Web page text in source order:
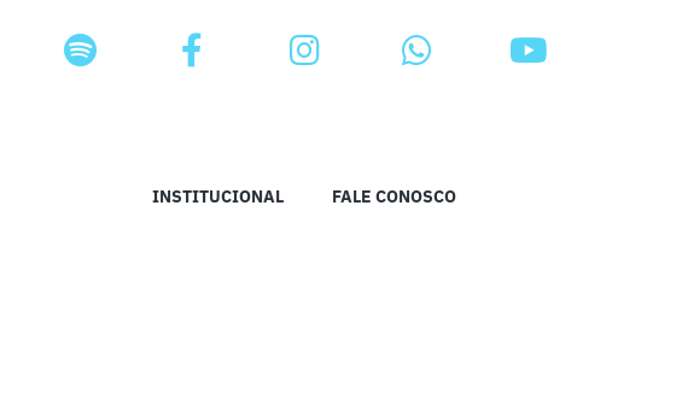
INSTITUCIONAL FALE CONOSCO